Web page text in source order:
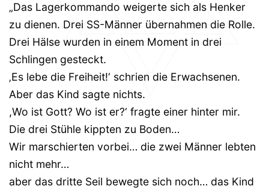
„Das Lagerkommando weigerte sich als Henker
zu dienen. Drei SS-Männer übernahmen die Rolle.
Drei Hälse wurden in einem Moment in drei
Schlingen gesteckt.
‚Es lebe die Freiheit!‘ schrien die Erwachsenen.
Aber das Kind sagte nichts.
,Wo ist Gott? Wo ist er?‘ fragte einer hinter mir.
Die drei Stühle kippten zu Boden…
Wir marschierten vorbei… die zwei Männer lebten
nicht mehr…
aber das dritte Seil bewegte sich noch… das Kind